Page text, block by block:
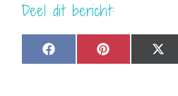
Deel dit bericht:
Share
on
F
a
Share
on
P
i
on
X
(